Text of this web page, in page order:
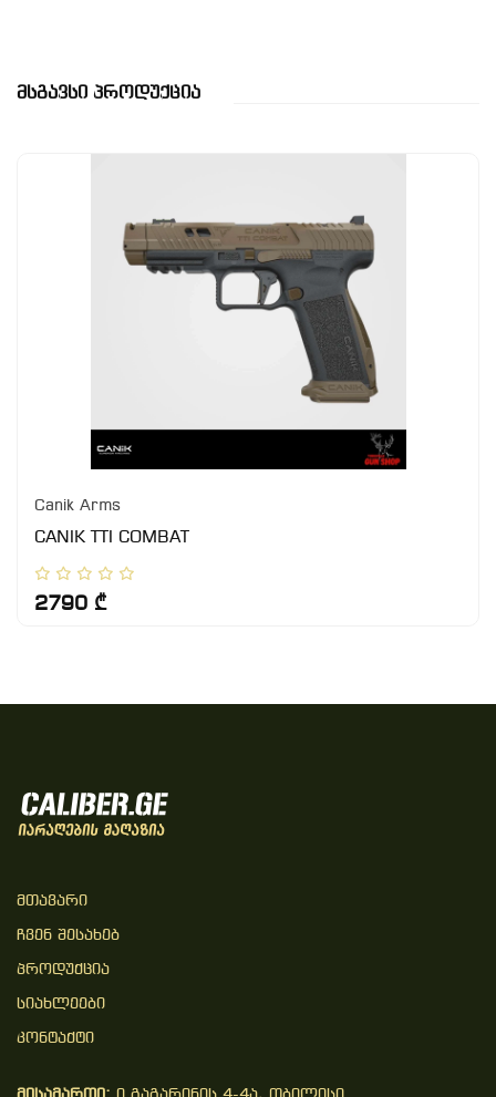
Მსგავსი Პროდუქცია
Canik Arms
CANIK TTI COMBAT
2790 ₾
Მთავარი
Ჩვენ Შესახებ
Პროდუქცია
Სიახლეები
Კონტაქტი